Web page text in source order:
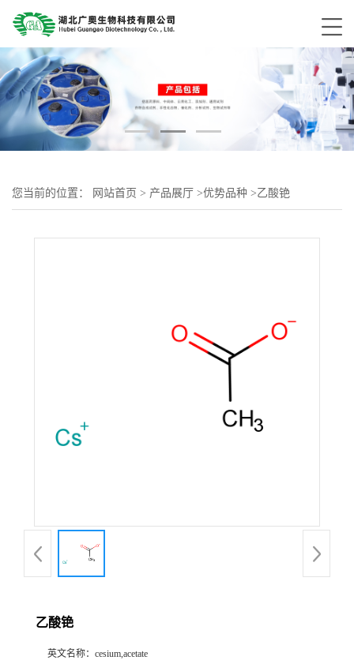
您当前的位置： 网站首页 > 产品展厅 >优势品种 >乙酸铯
乙酸铯
英文名称： cesium,acetate